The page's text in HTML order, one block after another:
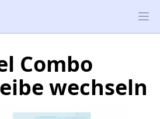
GmbH
Combo
wechseln